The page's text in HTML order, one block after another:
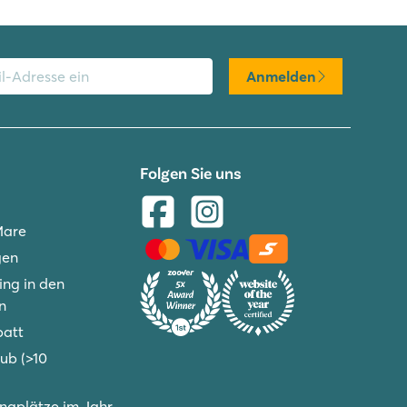
Anmelden
in den
(>10
Folgen Sie uns